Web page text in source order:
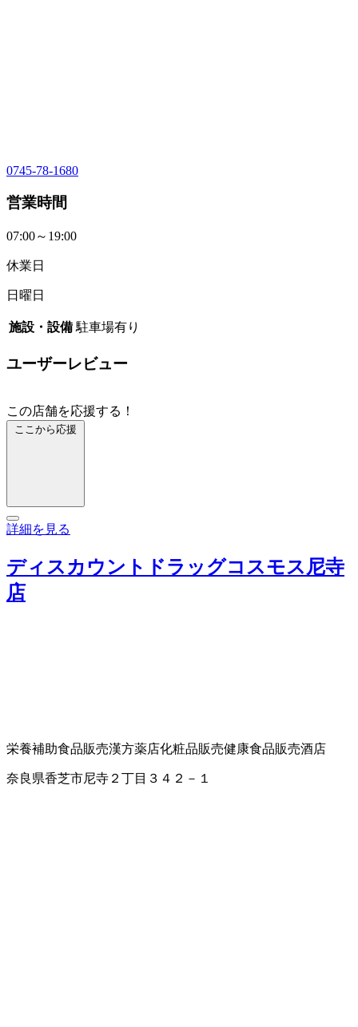
0745-78-1680
営業時間
07:00～19:00
休業日
日曜日
施設・設備 駐車場有り
ユーザーレビュー
この店舗を応援する！
ここから応援
詳細を見る
ディスカウントドラッグコスモス尼寺
店
栄養補助食品販売漢方薬店化粧品販売健康食品販売酒店
奈良県香芝市尼寺２丁目３４２－１